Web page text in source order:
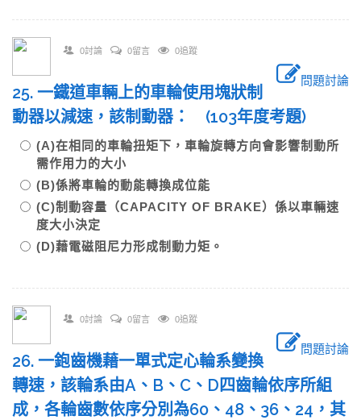
0討論 0留言 0追蹤
問題討論
25. 一鐵道車輛上的車輪使用塊狀制
動器以減速，該制動器： (103年度考題)
(A)在相同的車輪扭矩下，車輪旋轉方向會影響制動所
需作用力的大小
(B)係將車輪的動能轉換成位能
(C)制動容量（CAPACITY OF BRAKE）係以車輛速
度大小決定
(D)藉電磁阻尼力形成制動力矩。
0討論 0留言 0追蹤
問題討論
26. 一鉋齒機藉一單式定心輪系變換
轉速，該輪系由A、B、C、D四齒輪依序所組
成，各輪齒數依序分別為60、48、36、24，其